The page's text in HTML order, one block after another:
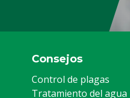
Consejos
Control de plagas
Tratamiento del agua